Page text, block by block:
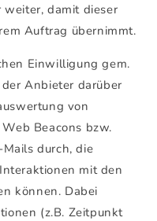
weiter, damit dieser
Auftrag übernimmt.
Einwilligung gem.
Anbieter darüber
von
Beacons bzw.
durch, die
mit den
können. Dabei
(z.B. Zeitpunkt